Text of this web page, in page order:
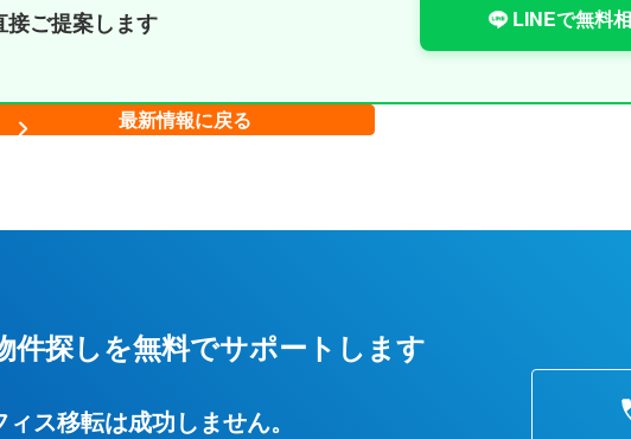
ご提案します LINEで無料
最新情報に戻る
件探しを無料でサポートします
ス移転は成功しません。